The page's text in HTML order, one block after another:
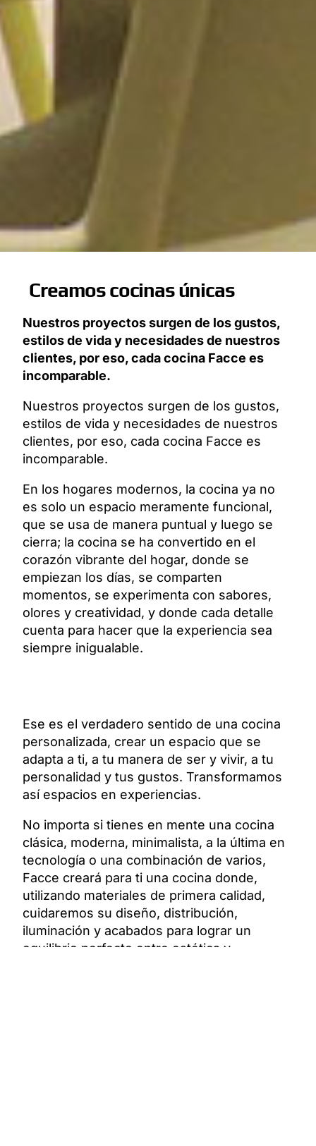
Creamos cocinas únicas
Nuestros proyectos surgen de los gustos,
estilos de vida y necesidades de nuestros
clientes, por eso, cada cocina Facce es
incomparable.
Nuestros proyectos surgen de los gustos,
estilos de vida y necesidades de nuestros
clientes, por eso, cada cocina Facce es
incomparable.
En los hogares modernos, la cocina ya no
es solo un espacio meramente funcional,
que se usa de manera puntual y luego se
cierra; la cocina se ha convertido en el
corazón vibrante del hogar, donde se
empiezan los días, se comparten
momentos, se experimenta con sabores,
olores y creatividad, y donde cada detalle
cuenta para hacer que la experiencia sea
siempre inigualable.
Ese es el verdadero sentido de una cocina
personalizada, crear un espacio que se
adapta a ti, a tu manera de ser y vivir, a tu
personalidad y tus gustos. Transformamos
así espacios en experiencias.
No importa si tienes en mente una cocina
clásica, moderna, minimalista, a la última en
tecnología o una combinación de varios,
Facce creará para ti una cocina donde,
utilizando materiales de primera calidad,
cuidaremos su diseño, distribución,
iluminación y acabados para lograr un
equilibrio perfecto entre estética y